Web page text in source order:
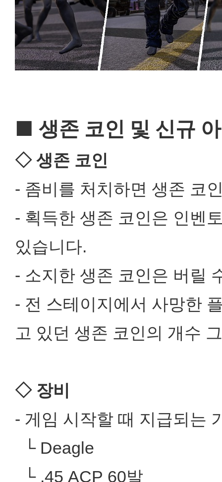
■ 생존 코인 및 신규
◇ 생존 코인
- 좀비를 처치하면 생존 코
- 획득한 생존 코인은 인벤
있습니다.
- 소지한 생존 코인은 버릴
- 전 스테이지에서 사망한
고 있던 생존 코인의 개수
◇ 장비
- 게임 시작할 때 지급되는
└ Deagle
└ .45 ACP 60발